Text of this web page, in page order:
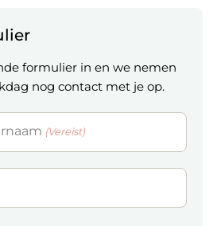
formulier in en we nemen
nog contact met je op.
(Vereist)